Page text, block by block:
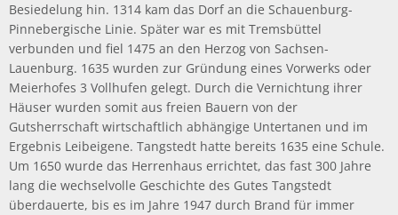
Besiedelung hin. 1314 kam das Dorf an die Schauenburg-
Pinnebergische Linie. Später war es mit Tremsbüttel
verbunden und fiel 1475 an den Herzog von Sachsen-
Lauenburg. 1635 wurden zur Gründung eines Vorwerks oder
Meierhofes 3 Vollhufen gelegt. Durch die Vernichtung ihrer
Häuser wurden somit aus freien Bauern von der
Gutsherrschaft wirtschaftlich abhängige Untertanen und im
Ergebnis Leibeigene. Tangstedt hatte bereits 1635 eine Schule.
Um 1650 wurde das Herrenhaus errichtet, das fast 300 Jahre
lang die wechselvolle Geschichte des Gutes Tangstedt
überdauerte, bis es im Jahre 1947 durch Brand für immer